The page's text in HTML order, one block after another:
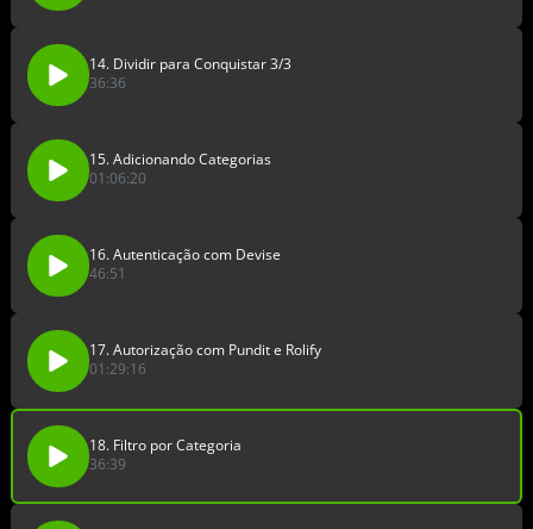
14. Dividir para Conquistar 3/3
36:36
15. Adicionando Categorias
01:06:20
16. Autenticação com Devise
46:51
17. Autorização com Pundit e Rolify
01:29:16
18. Filtro por Categoria
36:39